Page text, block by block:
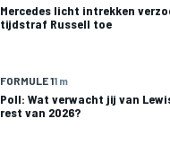
Mercedes licht intrekken
tijdstraf Russell toe
FORMULE 11 m
Poll: Wat verwacht jij van
rest van 2026?